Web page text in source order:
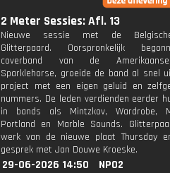
2 Meter Sessies: Afl. 13
Nieuwe sessie met de
Glitterpaard. Oorspronkelijk
coverband van de
Sparklehorse, groeide de band al snel
project met een eigen geluid en
nummers. De leden verdienden eerder
in bands als Mintzkov, Wardrobe,
Portland en Marble Sounds.
werk van de nieuwe plaat Thursday
gesprek met Jan Douwe Kroeske.
29-06-2026 14:50
NPO2